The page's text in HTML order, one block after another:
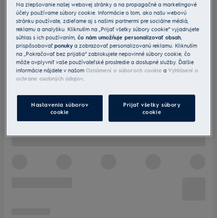
Na zlepšovanie našej webovej stránky a na propagačné a marketingové
účely používame súbory cookie. Informácie o tom, ako našu webovú
stránku používate, zdieľame aj s našimi partnermi pre sociálne médiá,
reklamu a analytiku. Kliknutím na „Prijať všetky súbory cookie“ vyjadrujete
súhlas s ich používaním,čo nám umožňuje personalizovať obsah,
prispôsobovaťponuky a zobrazovať personalizovanú reklamu. Kliknutím
na „Pokračovať bez prijatia“ zablokujete nepovinné súbory cookie, čo
môže ovplyvniť vaše používateľské prostredie a dostupné služby. Ďalšie
informácie nájdete v našomOznámení o súboroch cookie a Vyhlásení o
ochrane osobných údajov.
Nastavenia súborov
cookie
Prijať všetky súbory
cookie